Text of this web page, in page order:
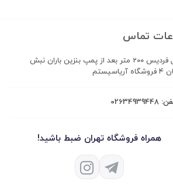
تماس
پل فردیس ۲۰۰ متر بعد از پمپ بنزین باران نبش
02634939448
همراه فروشگاه تهران ضبط باشید!